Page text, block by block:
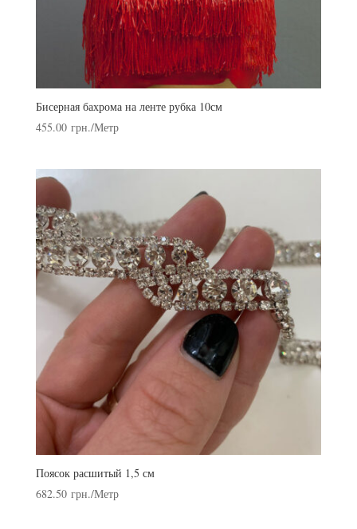
Бисерная бахрома на ленте рубка 10см
455.00 грн./Метр
Поясок расшитый 1,5 см
682.50 грн./Метр